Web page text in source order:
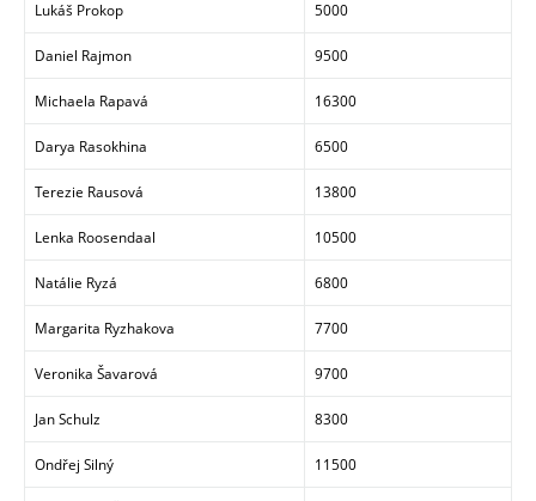
Lukáš Prokop 5000
Daniel Rajmon 9500
Michaela Rapavá 16300
Darya Rasokhina 6500
Terezie Rausová 13800
Lenka Roosendaal 10500
Natálie Ryzá 6800
Margarita Ryzhakova 7700
Veronika Šavarová 9700
Jan Schulz 8300
Ondřej Silný 11500